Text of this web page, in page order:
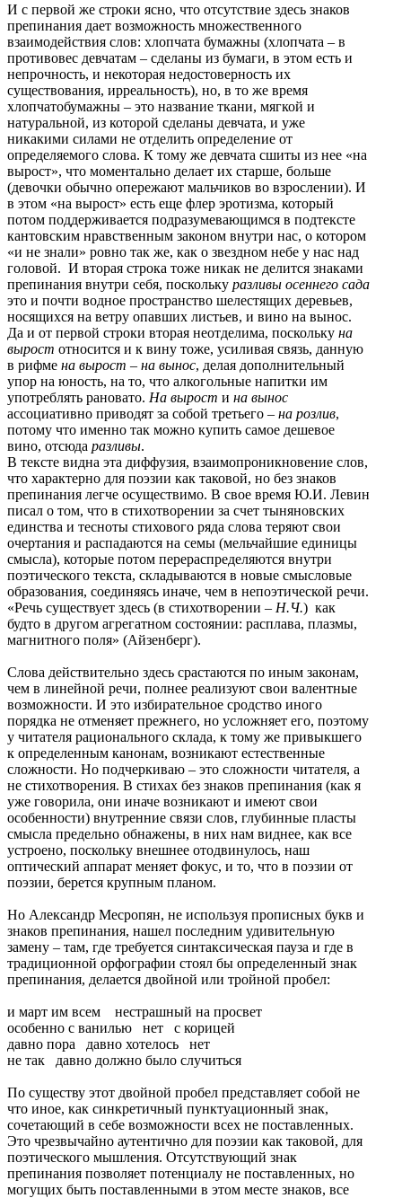
И с первой же строки ясно, что отсутствие здесь знаков
препинания дает возможность множественного
взаимодействия слов: хлопчата бумажны (хлопчата – в
противовес девчатам – сделаны из бумаги, в этом есть и
непрочность, и некоторая недостоверность их
существования, ирреальность), но, в то же время
хлопчатобумажны – это название ткани, мягкой и
натуральной, из которой сделаны девчата, и уже
никакими силами не отделить определение от
определяемого слова. К тому же девчата сшиты из нее «на
вырост», что моментально делает их старше, больше
(девочки обычно опережают мальчиков во взрослении). И
в этом «на вырост» есть еще флер эротизма, который
потом поддерживается подразумевающимся в подтексте
кантовским нравственным законом внутри нас, о котором
«и не знали» ровно так же, как о звездном небе у нас над
головой. И вторая строка тоже никак не делится знаками
препинания внутри себя, поскольку разливы осеннего сада
это и почти водное пространство шелестящих деревьев,
носящихся на ветру опавших листьев, и вино на вынос.
Да и от первой строки вторая неотделима, поскольку на
вырост относится и к вину тоже, усиливая связь, данную
в рифме на вырост – на вынос, делая дополнительный
упор на юность, на то, что алкогольные напитки им
употреблять рановато. На вырост и на вынос
ассоциативно приводят за собой третьего – на розлив,
потому что именно так можно купить самое дешевое
вино, отсюда разливы.
В тексте видна эта диффузия, взаимопроникновение слов,
что характерно для поэзии как таковой, но без знаков
препинания легче осуществимо. В свое время Ю.И. Левин
писал о том, что в стихотворении за счет тыняновских
единства и тесноты стихового ряда слова теряют свои
очертания и распадаются на семы (мельчайшие единицы
смысла), которые потом перераспределяются внутри
поэтического текста, складываются в новые смысловые
образования, соединяясь иначе, чем в непоэтической речи.
«Речь существует здесь (в стихотворении – Н.Ч.) как
будто в другом агрегатном состоянии: расплава, плазмы,
магнитного поля» (Айзенберг).
Слова действительно здесь срастаются по иным законам,
чем в линейной речи, полнее реализуют свои валентные
возможности. И это избирательное сродство иного
порядка не отменяет прежнего, но усложняет его, поэтому
у читателя рационального склада, к тому же привыкшего
к определенным канонам, возникают естественные
сложности. Но подчеркиваю – это сложности читателя, а
не стихотворения. В стихах без знаков препинания (как я
уже говорила, они иначе возникают и имеют свои
особенности) внутренние связи слов, глубинные пласты
смысла предельно обнажены, в них нам виднее, как все
устроено, поскольку внешнее отодвинулось, наш
оптический аппарат меняет фокус, и то, что в поэзии от
поэзии, берется крупным планом.
Но Александр Месропян, не используя прописных букв и
знаков препинания, нашел последним удивительную
замену – там, где требуется синтаксическая пауза и где в
традиционной орфографии стоял бы определенный знак
препинания, делается двойной или тройной пробел:
и март им всем нестрашный на просвет
особенно с ванилью нет с корицей
давно пора давно хотелось нет
не так давно должно было случиться
По существу этот двойной пробел представляет собой не
что иное, как синкретичный пунктуационный знак,
сочетающий в себе возможности всех не поставленных.
Это чрезвычайно аутентично для поэзии как таковой, для
поэтического мышления. Отсутствующий знак
препинания позволяет потенциалу не поставленных, но
могущих быть поставленными в этом месте знаков, все